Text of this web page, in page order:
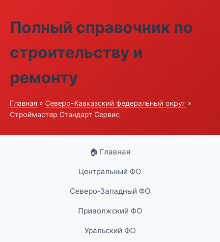
Полный справочник по
строительству и
ремонту
Главная » Северо-Кавказский федеральный округ »
Строймастер Стандарт Сервис
🏠 Главная
Центральный ФО
Северо-Западный ФО
Приволжский ФО
Уральский ФО